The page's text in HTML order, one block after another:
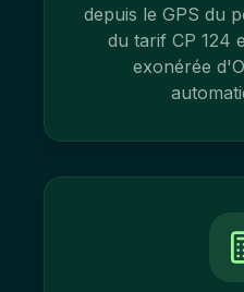
depuis le GPS du
du tarif CP 124
exonérée